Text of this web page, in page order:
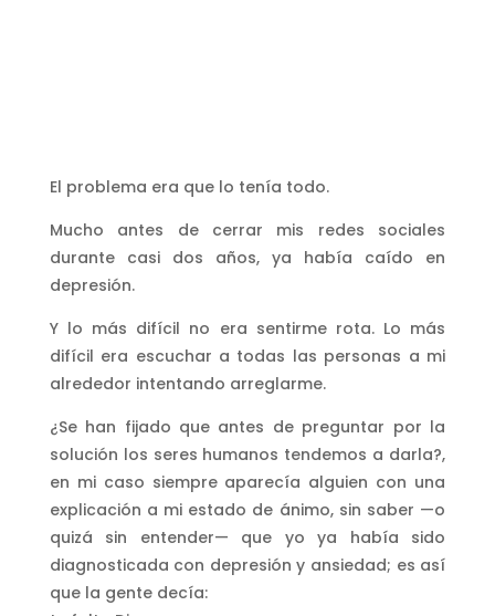
El problema era que lo tenía todo.
Mucho antes de cerrar mis redes sociales
durante casi dos años, ya había caído en
depresión.
Y lo más difícil no era sentirme rota. Lo más
difícil era escuchar a todas las personas a mi
alrededor intentando arreglarme.
¿Se han fijado que antes de preguntar por la
solución los seres humanos tendemos a darla?,
en mi caso siempre aparecía alguien con una
explicación a mi estado de ánimo, sin saber —o
quizá sin entender— que yo ya había sido
diagnosticada con depresión y ansiedad; es así
que la gente decía: